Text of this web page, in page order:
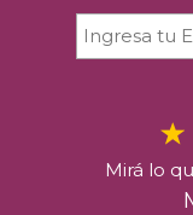
Mirá lo